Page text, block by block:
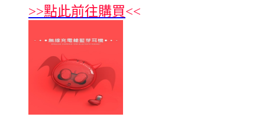
>>點此前往購買<<